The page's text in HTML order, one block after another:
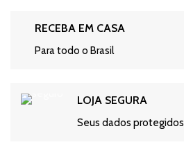
RECEBA EM CASA
Para todo o Brasil
LOJA SEGURA
Seus dados protegidos